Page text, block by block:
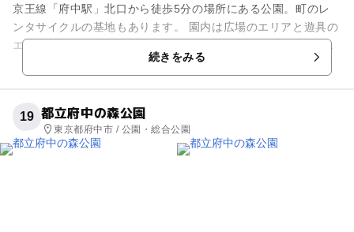
京王線「府中駅」北口から徒歩5分の場所にある公園。町のレ
ンタサイクルの基地もあります。 園内は広場のエリアと遊具の
エリアに分かれている公園で、広場には的あての壁もあり、ボ
続きをみる
19 都立府中の森公園
東京都府中市 / 公園・総合公園